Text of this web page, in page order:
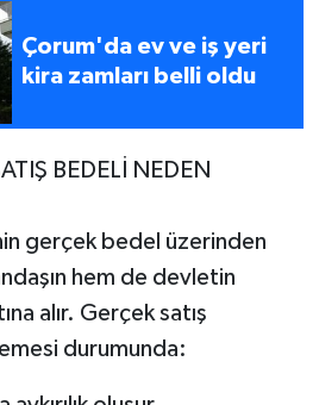
Çorum'da ev ve iş yeri
kira zamları belli oldu
BEDELİ NEDEN
gerçek bedel üzerinden
hem de devletin
alır. Gerçek satış
durumunda: